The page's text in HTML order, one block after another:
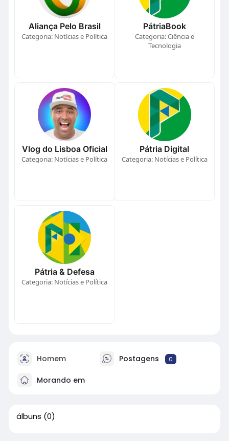
Aliança Pelo Brasil
Categoria: Notícias e Política
PátriaBook
Categoria: Ciência e
Tecnologia
Vlog do Lisboa Oficial
Categoria: Notícias e Política
Pátria Digital
Categoria: Notícias e Política
Pátria & Defesa
Categoria: Notícias e Política
Homem Postagens 0
Morando em
álbuns (0)